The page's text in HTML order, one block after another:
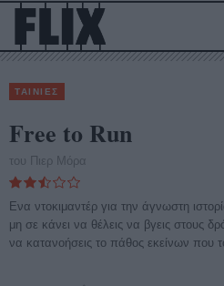
ΤΑΙΝΙΕΣ
Free to Run
του Πιερ Μόρα
Ενα ντοκιμαντέρ για την άγνωστη
μη σε κάνει να θέλεις να βγεις στους
να κατανοήσεις το πάθος εκείνων που